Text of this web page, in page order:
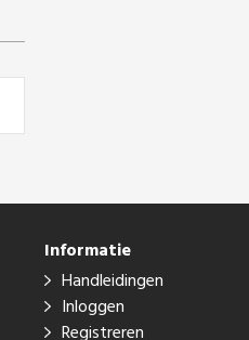
Informatie
Handleidingen
Inloggen
Registreren